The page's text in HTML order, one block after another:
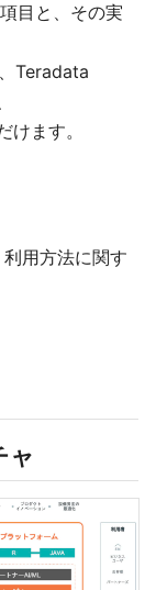
目と、その実
Teradata
ます。
用方法に関す
ャ